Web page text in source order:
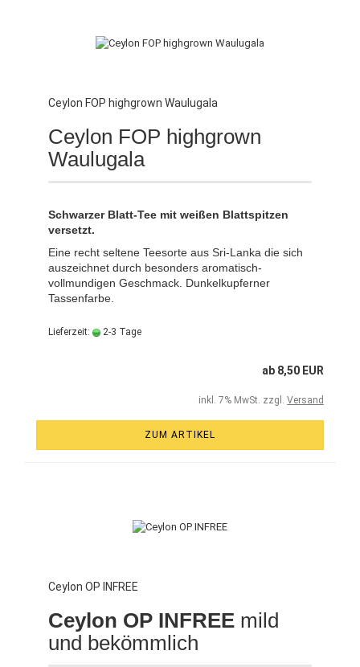
Ceylon FOP highgrown Waulugala
Ceylon FOP highgrown
Waulugala
Schwarzer Blatt-Tee mit weißen Blattspitzen
versetzt.
Eine recht seltene Teesorte aus Sri-Lanka die sich
auszeichnet durch besonders aromatisch-
vollmundigen Geschmack. Dunkelkupferner
Tassenfarbe.
Lieferzeit: 2-3 Tage
ab 8,50 EUR
inkl. 7% MwSt. zzgl. Versand
ZUM ARTIKEL
Ceylon OP INFREE
Ceylon OP INFREE mild
und bekömmlich